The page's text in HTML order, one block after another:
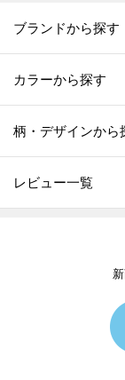
ブランドから探す
カラーから探す
柄・デザインから
レビュー一覧